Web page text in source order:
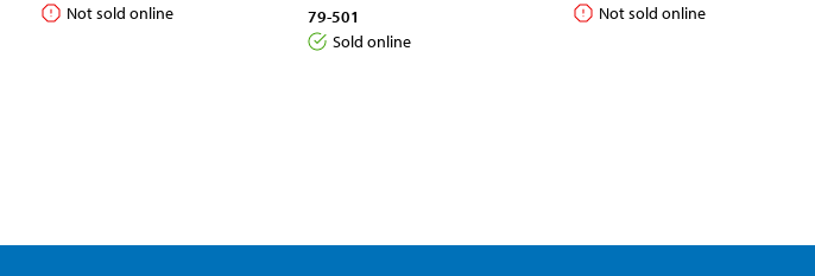
Not sold online
79-501
Sold online
Not sold online